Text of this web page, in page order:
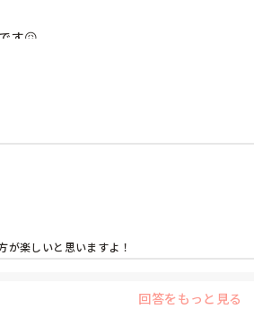
す😖
クでいいのか迷っています。
ニックでもいいのかなと最近思い始め
が楽しいと思いますよ！
回答をもっと見る